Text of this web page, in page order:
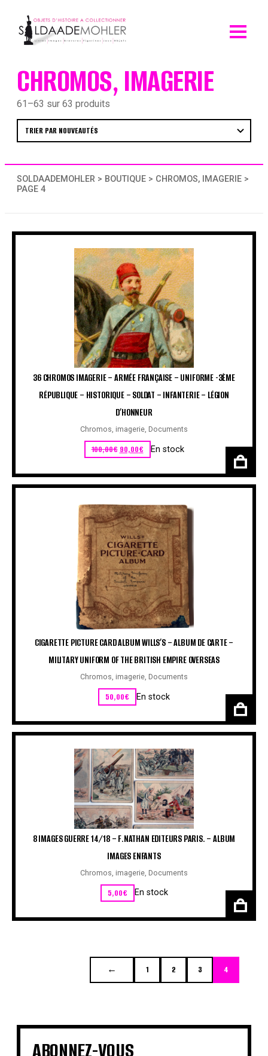
content
CHROMOS, IMAGERIE
61–63 sur 63 produits
SOLDAADEMOHLER > BOUTIQUE > CHROMOS, IMAGERIE >
PAGE 4
36 CHROMOS IMAGERIE – ARMÉE FRANÇAISE – UNIFORME -3ÈME
RÉPUBLIQUE – HISTORIQUE – SOLDAT – INFANTERIE – LÉGION
D’HONNEUR
Chromos, imagerie, Documents
100,00€ Le prix initial était : 100,00€.
90,00€Le prix actuel est : 90,00€.
En stock
CIGARETTE PICTURE CARD ALBUM WILLS’S – ALBUM DE CARTE –
MILITARY UNIFORM OF THE BRITISH EMPIRE OVERSEAS
Chromos, imagerie, Documents
50,00€ En stock
8 IMAGES GUERRE 14/18 – F.NATHAN EDITEURS PARIS. – ALBUM
IMAGES ENFANTS
Chromos, imagerie Documents
5,00€ En stock
← 1 2 3 4
ABONNEZ-VOUS